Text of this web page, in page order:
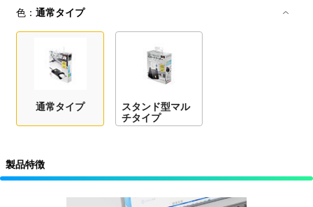
色：通常タイプ
通常タイプ
スタンド型マル
チタイプ
製品特徴